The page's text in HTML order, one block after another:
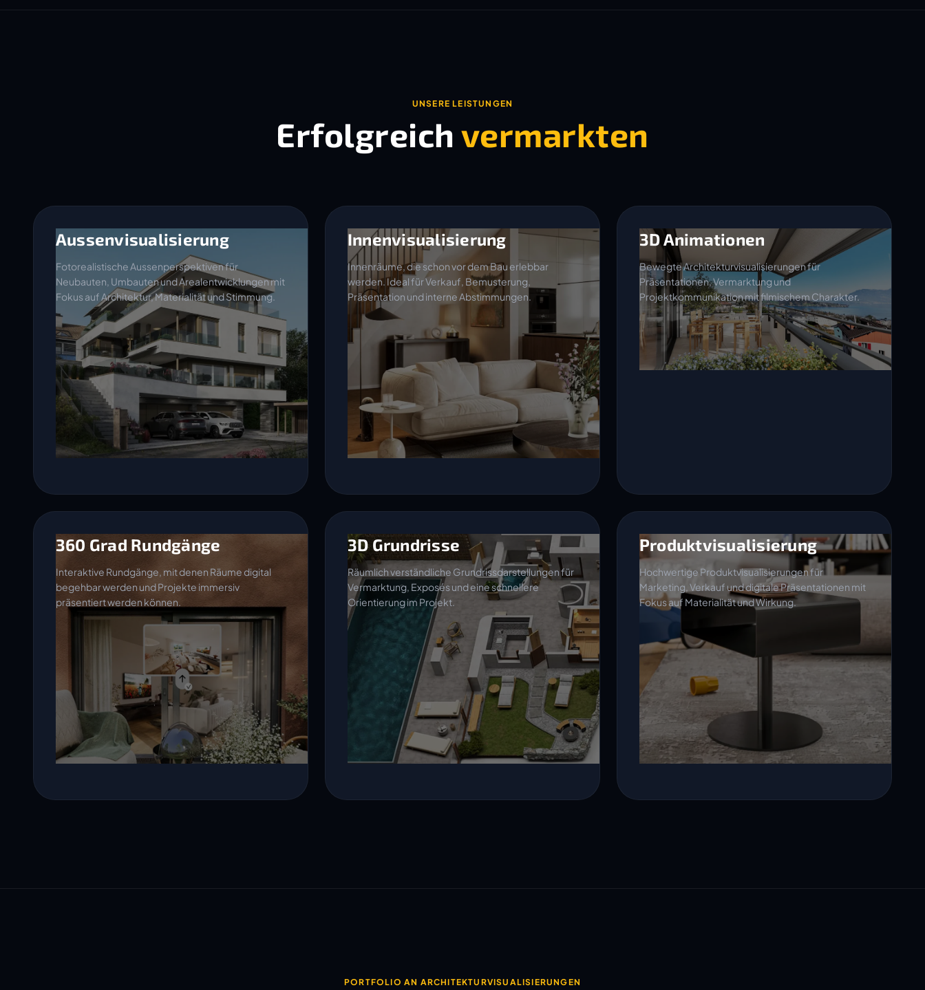
UNSERE LEISTUNGEN
Erfolgreich vermarkten
Aussenvisualisierung
Fotorealistische Aussenperspektiven für
Neubauten, Umbauten und Arealentwicklungen mit
Fokus auf Architektur, Materialität und Stimmung.
Innenvisualisierung
Innenräume, die schon vor dem Bau erlebbar
werden. Ideal für Verkauf, Bemusterung,
Präsentation und interne Abstimmungen.
3D Animationen
Bewegte Architekturvisualisierungen für
Präsentationen, Vermarktung und
Projektkommunikation mit filmischem Charakter.
360 Grad Rundgänge
Interaktive Rundgänge, mit denen Räume digital
begehbar werden und Projekte immersiv
präsentiert werden können.
3D Grundrisse
Räumlich verständliche Grundrissdarstellungen für
Vermarktung, Exposés und eine schnellere
Orientierung im Projekt.
Produktvisualisierung
Hochwertige Produktvisualisierungen für
Marketing, Verkauf und digitale Präsentationen mit
Fokus auf Materialität und Wirkung.
PORTFOLIO AN ARCHITEKTURVISUALISIERUNGEN